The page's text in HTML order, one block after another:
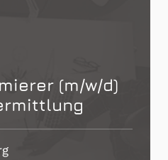
(m/w/d)